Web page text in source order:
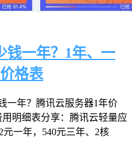
钱一年？1年、一
格表
一年？腾讯云服务器1年价
明细表分享：腾讯云轻量应
元一年，540元三年、2核